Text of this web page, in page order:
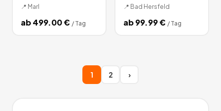
📍 Marl
ab499.00€ / Tag
📍 Bad Hersfeld
ab99.99€ / Tag
1 2 ›